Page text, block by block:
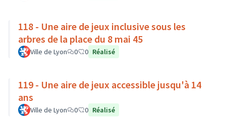
118 - Une aire de jeux inclusive sous les
arbres de la place du 8 mai 45
Ville de Lyon 0 0 Réalisé
119 - Une aire de jeux accessible jusqu'à 14
ans
Ville de Lyon 0 0 Réalisé